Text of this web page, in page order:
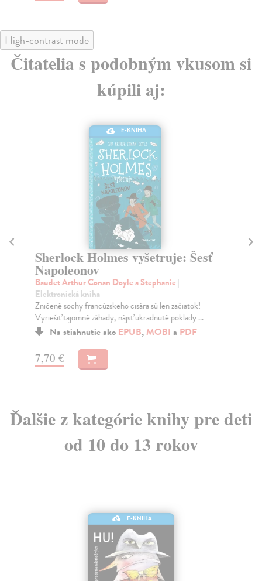
High-contrast mode
Čitatelia s podobným vkusom si
kúpili aj:
E-KNIHA
Sherlock Holmes vyšetruje: Šesť
Napoleonov
Baudet Arthur Conan Doyle a Stephanie |
Elektronická kniha
Zničené sochy francúzskeho cisára sú len začiatok!
Vyriešiť tajomné záhady, nájsť ukradnuté poklady ...
Na stiahnutie ako EPUB,MOBI a PDF
7,70 €
Ďalšie z kategórie knihy pre deti
od 10 do 13 rokov
E-KNIHA